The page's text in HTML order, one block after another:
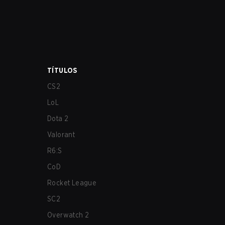
TÍTULOS
CS2
LoL
Dota 2
Valorant
R6:S
CoD
Rocket League
SC2
Overwatch 2